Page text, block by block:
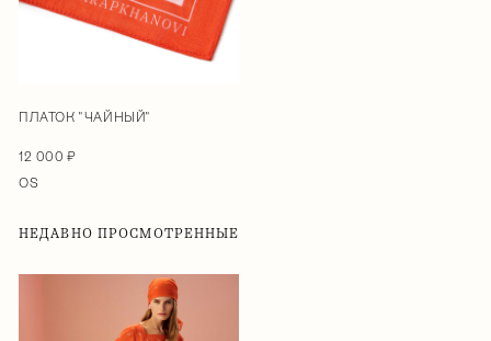
ПЛАТОК "ЧАЙНЫЙ"
12 000 ₽
OS
НЕДАВНО ПРОСМОТРЕННЫЕ